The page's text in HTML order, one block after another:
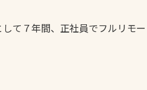
て７年間、正社員でフルリモ